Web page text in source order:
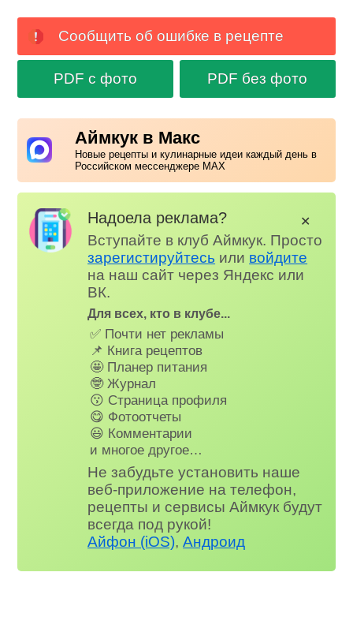
Сообщить об ошибке в рецепте
PDF с фото PDF без фото
Аймкук в Макс
Новые рецепты и кулинарные идеи каждый день в
Российском мессенджере MAX
Надоела реклама?
Вступайте в клуб Аймкук. Просто
зарегистируйтесь или войдите
на наш сайт через Яндекс или
ВК.
Для всех, кто в клубе...
✅ Почти нет рекламы
📌 Книга рецептов
🤩 Планер питания
🤓 Журнал
😗 Страница профиля
😋 Фотоотчеты
😃 Комментарии
и многое другое…
Не забудьте установить наше
веб-приложение на телефон,
рецепты и сервисы Аймкук будут
всегда под рукой!
Айфон (iOS),Андроид
✕